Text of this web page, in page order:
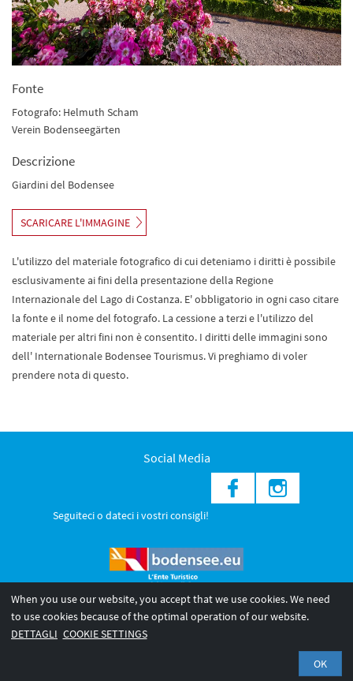
Fonte
Fotografo: Helmuth Scham
Verein Bodenseegärten
Descrizione
Giardini del Bodensee
SCARICARE L'IMMAGINE
L'utilizzo del materiale fotografico di cui deteniamo i diritti è possibile
esclusivamente ai fini della presentazione della Regione
Internazionale del Lago di Costanza. E' obbligatorio in ogni caso citare
la fonte e il nome del fotografo. La cessione a terzi e l'utilizzo del
materiale per altri fini non è consentito. I diritti delle immagini sono
dell' Internationale Bodensee Tourismus. Vi preghiamo di voler
prendere nota di questo.
Social Media
Seguiteci o dateci i vostri consigli!
© 2026 Internationale Bodensee Tourismus GmbH
When you use our website, you accept that we use cookies. We need
to use cookies because of the optimal operation of our website.
DETTAGLI COOKIE SETTINGS
OK